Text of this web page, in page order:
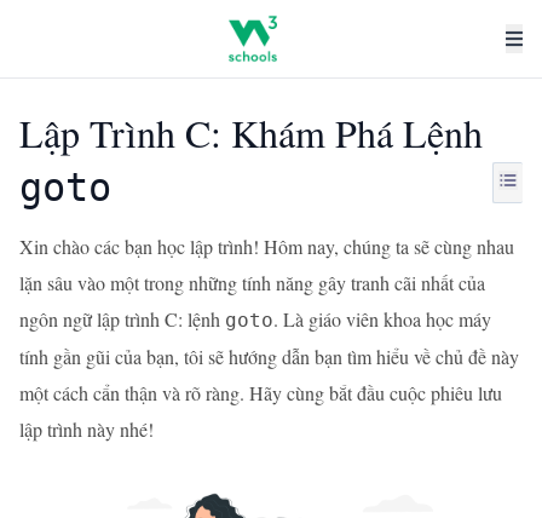
Lập Trình C: Khám Phá Lệnh
goto
Xin chào các bạn học lập trình! Hôm nay, chúng ta sẽ cùng nhau
lặn sâu vào một trong những tính năng gây tranh cãi nhất của
ngôn ngữ lập trình C: lệnh goto. Là giáo viên khoa học máy
tính gần gũi của bạn, tôi sẽ hướng dẫn bạn tìm hiểu về chủ đề này
một cách cẩn thận và rõ ràng. Hãy cùng bắt đầu cuộc phiêu lưu
lập trình này nhé!